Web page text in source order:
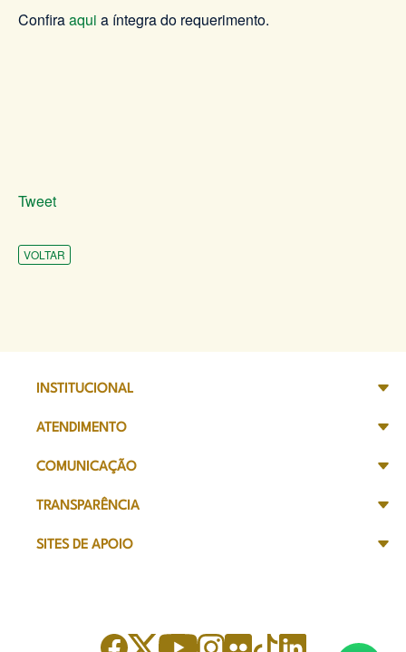
Confiraaqui a íntegra do requerimento.
Tweet
VOLTAR
INSTITUCIONAL
ATENDIMENTO
COMUNICAÇÃO
TRANSPARÊNCIA
SITES DE APOIO